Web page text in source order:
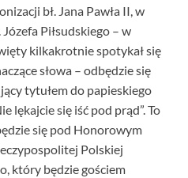
bł. Jana Pawła II, w
Piłsudskiego – w
kilkakrotnie spotykał się
słowa – odbędzie się
tytułem do papieskiego
lękajcie się iść pod prąd”. To
się pod Honorowym
Polskiej
który będzie gościem